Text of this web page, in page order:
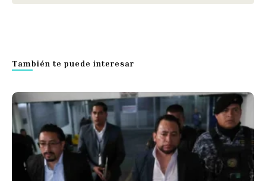
También te puede interesar